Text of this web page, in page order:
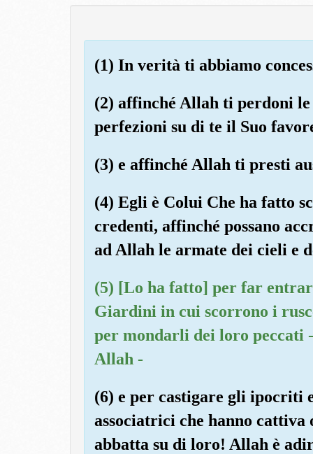
(1) In verità ti abbiamo
(2) affinché Allah ti perdoni le
perfezioni su di te il Suo
(3) e affinché Allah ti presti
(4) Egli è Colui Che ha fatto
credenti, affinché possano
ad Allah le armate dei cieli e
(5) [Lo ha fatto] per far
Giardini in cui scorrono i
per mondarli dei loro peccati -
Allah -
(6) e per castigare gli ipocriti
associatrici che hanno
abbatta su di loro! Allah è